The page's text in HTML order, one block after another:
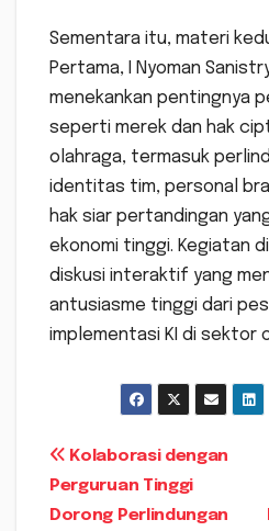
Sementara itu, materi
Pertama, I Nyoman
menekankan pentingnya
seperti merek dan hak
olahraga, termasuk
identitas tim, personal
hak siar pertandingan
ekonomi tinggi. Kegiatan
diskusi interaktif yang
antusiasme tinggi dari
implementasi KI di sektor
Navigasi
pos
Kolaborasi dengan
Perguruan Tinggi
Dorong Perlindungan